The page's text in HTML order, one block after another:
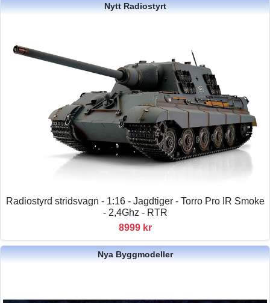
Nytt Radiostyrt
Radiostyrd stridsvagn - 1:16 - Jagdtiger - Torro Pro IR Smoke
- 2,4Ghz - RTR
8999 kr
Nya Byggmodeller